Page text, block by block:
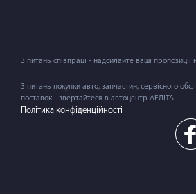
З питань співпраці - надсилайте ваші пропозиції
З питань покупки авто, запчастин, сервісного
поставок - звертайтеся в автоцентр АЕЛІТА
Політика конфіденційності